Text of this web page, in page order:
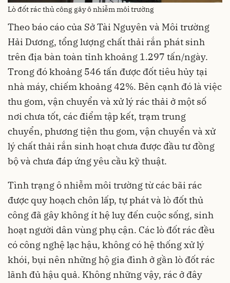
Lò đốt rác thủ công gây ô nhiễm môi trường
Theo báo cáo của Sở Tài Nguyên và Môi trường
Hải Dương, tổng lượng chất thải rắn phát sinh
trên địa bàn toàn tỉnh khoảng 1.297 tấn/ngày.
Trong đó khoảng 546 tấn được đốt tiêu hủy tại
nhà máy, chiếm khoảng 42%. Bên cạnh đó là việc
thu gom, vận chuyển và xử lý rác thải ở một số
nơi chưa tốt, các điểm tập kết, trạm trung
chuyển, phương tiện thu gom, vận chuyển và xử
lý chất thải rắn sinh hoạt chưa được đầu tư đồng
bộ và chưa đáp ứng yêu cầu kỹ thuật.
Tình trạng ô nhiễm môi trường từ các bãi rác
được quy hoạch chôn lấp, tự phát và lò đốt thủ
công đã gây không ít hệ luỵ đến cuộc sống, sinh
hoạt người dân vùng phụ cận. Các lò đốt rác đều
có công nghệ lạc hậu, không có hệ thống xử lý
khói, bụi nên những hộ gia đình ở gần lò đốt rác
lãnh đủ hậu quả. Không những vậy, rác ở đây